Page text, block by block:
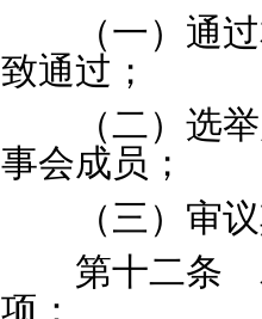
（一）通过
致通过；
（二）选举
事会成员；
（三）审议
第十二条 农
项：